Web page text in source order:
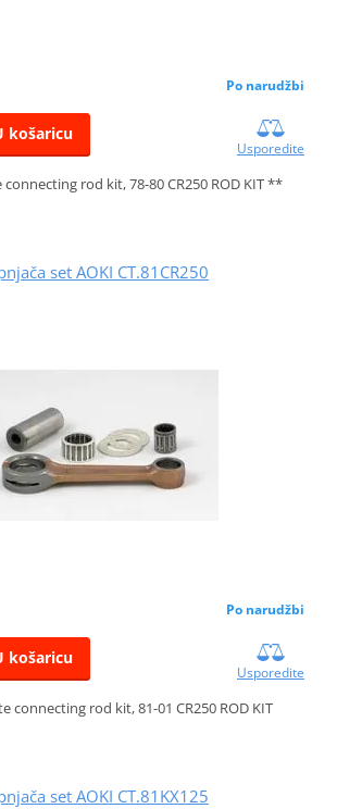
Po narudžbi
košaricu
Usporedite
rod kit, 78-80 CR250 ROD KIT **
set AOKI CT.81CR250
Po narudžbi
košaricu
Usporedite
connecting rod kit, 81-01 CR250 ROD KIT
set AOKI CT.81KX125